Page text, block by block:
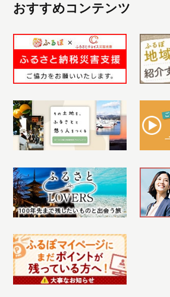
おすすめコンテンツ